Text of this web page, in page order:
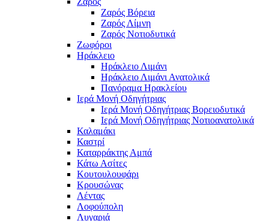
Ζαρός Βόρεια
Ζαρός Λίμνη
Ζαρός Νοτιοδυτικά
Ζωφόροι
Ηράκλειο
Ηράκλειο Λιμάνι
Ηράκλειο Λιμάνι Ανατολικά
Πανόραμα Ηρακλείου
Ιερά Μονή Οδηγήτριας
Ιερά Μονή Οδηγήτριας Βορειοδυτικά
Ιερά Μονή Οδηγήτριας Νοτιοανατολικά
Καλαμάκι
Καστρί
Καταρράκτης Αμπά
Κάτω Ασίτες
Κουτουλουφάρι
Κρουσώνας
Λέντας
Λοφούπολη
Λυγαριά